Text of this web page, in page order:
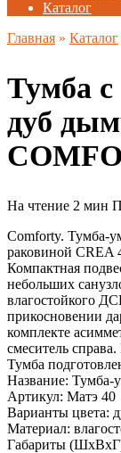
Каталог
Главная » Каталог
Тумба
дуб
На чтение 2 мин
Comforty. Тумба-
раковиной CREA
Компактная
небольших
влагостойкого
прикосновении
комплекте
смеситель
Тумба
Название: Тумба-
Артикул: Матэ 40
Варианты цвета:
Материал:
Габариты